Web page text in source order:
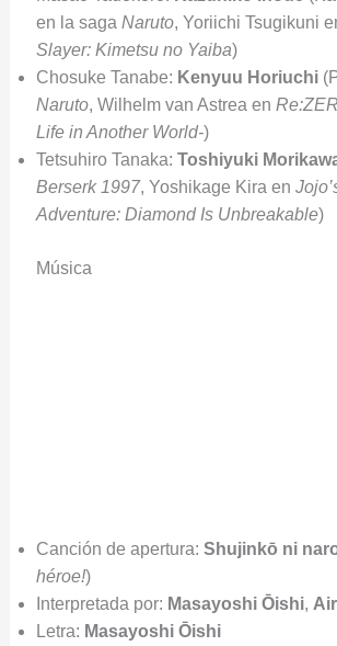
en la saga Naruto, Yoriichi Tsugikuni
Slayer: Kimetsu no Yaiba)
Chosuke Tanabe: Kenyuu Horiuchi
Naruto, Wilhelm van Astrea en
Life in Another World-)
Tetsuhiro Tanaka: Toshiyuki
Berserk 1997, Yoshikage Kira en
Adventure: Diamond Is Unbreakable)
Música
Canción de apertura: Shujinkō ni
héroe!)
Interpretada por: Masayoshi Ōishi,
Letra: Masayoshi Ōishi